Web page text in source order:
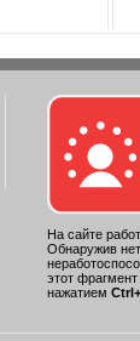
На сайте
Обнаружив
этот фрагмент
нажатием